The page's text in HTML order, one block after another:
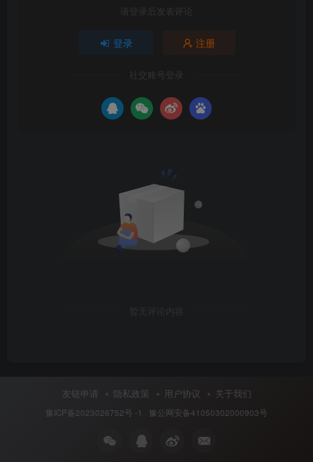
请登录后发表评论
登录 注册
社交账号登录
暂无评论内容
友链申请 隐私政策 用户协议 关于我们
豫ICP备2023026752号 -1 · 豫公网安备41050302000903号